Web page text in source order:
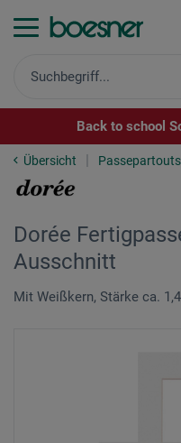
Back to school
Übersicht Passepartouts
Dorée
Ausschnitt
Mit Weißkern, Stärke ca.